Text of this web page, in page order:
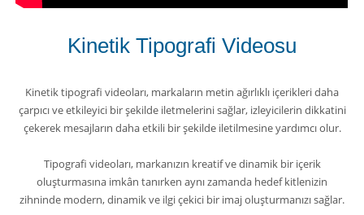
Kinetik Tipografi Videosu
Kinetik tipografi videoları, markaların metin ağırlıklı içerikleri daha
çarpıcı ve etkileyici bir şekilde iletmelerini sağlar, izleyicilerin dikkatini
çekerek mesajların daha etkili bir şekilde iletilmesine yardımcı olur.
Tipografi videoları, markanızın kreatif ve dinamik bir içerik
oluşturmasına imkân tanırken aynı zamanda hedef kitlenizin
zihninde modern, dinamik ve ilgi çekici bir imaj oluşturmanızı sağlar.